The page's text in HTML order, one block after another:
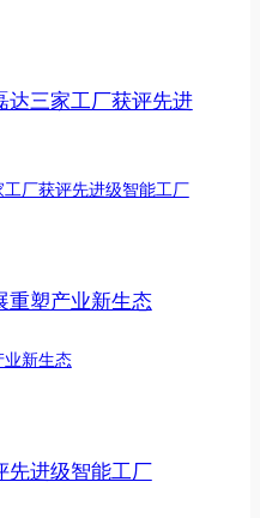
厂获评先进级智能工厂
业新生态